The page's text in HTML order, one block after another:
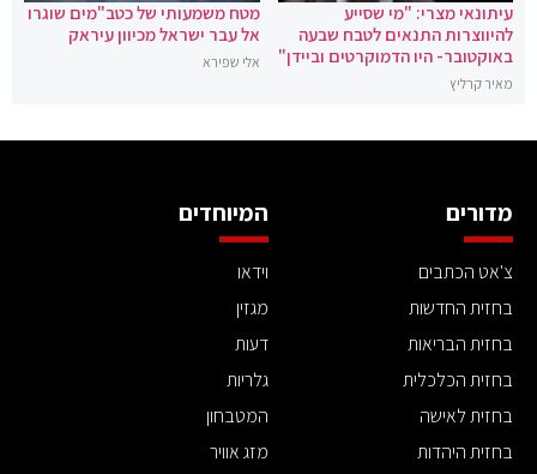
עיתונאי מצרי: "מי שסייע
להיווצרות התנאים לטבח שבעה
באוקטובר- היו הדמוקרטים וביידן"
מאיר קרליץ
מטח משמעותי של כטב"מים שוגרו
אל עבר ישראל מכיוון עיראק
אלי שפירא
מדורים
צ'אט הכתבים
בחזית החדשות
בחזית הבריאות
בחזית הכלכלית
בחזית לאישה
בחזית היהדות
המיוחדים
וידאו
מגזין
דעות
גלריות
המטבחון
מזג אוויר